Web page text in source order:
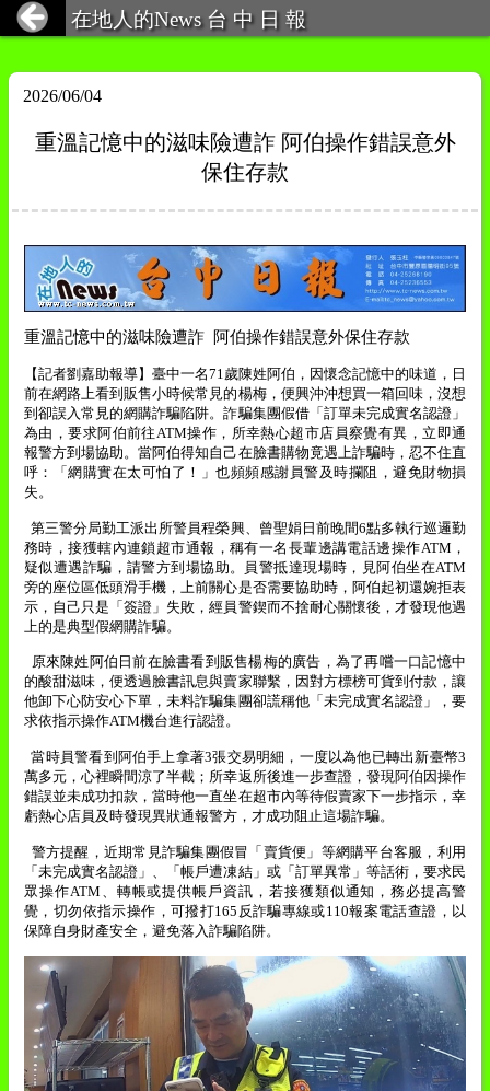
在地人的News 台 中 日 報
2026/06/04
重溫記憶中的滋味險遭詐 阿伯操作錯誤意外
保住存款
重溫記憶中的滋味險遭詐 阿伯操作錯誤意外保住存款
【記者劉嘉助報導】 臺中一名71 歲陳姓阿伯，因懷念記憶中的味道，日
前在網路上看到販售小時候常見的楊梅，便興沖沖想買一箱回味，沒想
到卻誤入常見的網購詐騙陷阱。詐騙集團假借「訂單未完成實名認證」
為由，要求阿伯前往 ATM操作，所幸熱心超市店員察覺有異，立即通
報警方到場協助。當阿伯得知自己在臉書購物竟遇上詐騙時，忍不住直
呼：「網購實在太可怕了！」也頻頻感謝員警及時攔阻，避免財物損
失。
第三警分局勤工派出所警員程榮興、曾聖娟日前晚間6點多執行巡邏勤
務時，接獲轄內連鎖超市通報，稱有一名長輩邊講電話邊操作ATM ，
疑似遭遇詐騙，請警方到場協助。員警抵達現場時，見阿伯坐在ATM
旁的座位區低頭滑手機，上前關心是否需要協助時，阿伯起初還婉拒表
示，自己只是「簽證」失敗，經員警鍥而不捨耐心關懷後，才發現他遇
上的是典型假網購詐騙。
原來陳姓阿伯日前在臉書看到販售楊梅的廣告，為了再嚐一口記憶中
的酸甜滋味，便透過臉書訊息與賣家聯繫，因對方標榜可貨到付款，讓
他卸下心防安心下單，未料詐騙集團卻謊稱他「未完成實名認證」，要
求依指示操作ATM機台進行認證。
當時員警看到阿伯手上拿著3張交易明細，一度以為他已轉出新臺幣3
萬多元，心裡瞬間涼了半截；所幸返所後進一步查證，發現阿伯因操作
錯誤並未成功扣款，當時他一直坐在超市內等待假賣家下一步指示，幸
虧熱心店員及時發現異狀通報警方，才成功阻止這場詐騙。
警方提醒，近期常見詐騙集團假冒「賣貨便」等網購平台客服，利用
「未完成實名認證」、「帳戶遭凍結」或「訂單異常」等話術，要求民
眾操作ATM 、轉帳或提供帳戶資訊，若接獲類似通知，務必提高警
覺，切勿依指示操作，可撥打165 反詐騙專線或110報案電話查證，以
保障自身財產安全，避免落入詐騙陷阱。